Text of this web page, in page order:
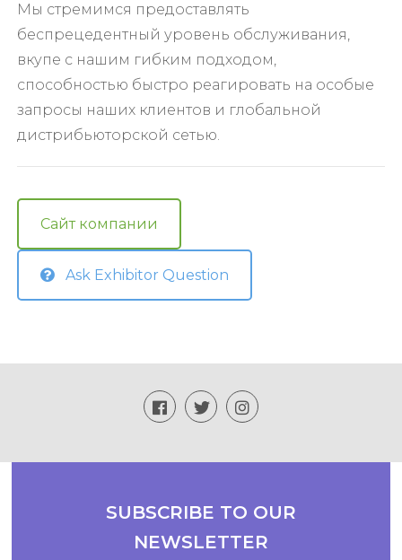
Мы стремимся предоставлять
беспрецедентный уровень обслуживания,
вкупе с нашим гибким подходом,
способностью быстро реагировать на особые
запросы наших клиентов и глобальной
дистрибьюторской сетью.
Сайт компании
Ask Exhibitor Question
SUBSCRIBE TO OUR
NEWSLETTER